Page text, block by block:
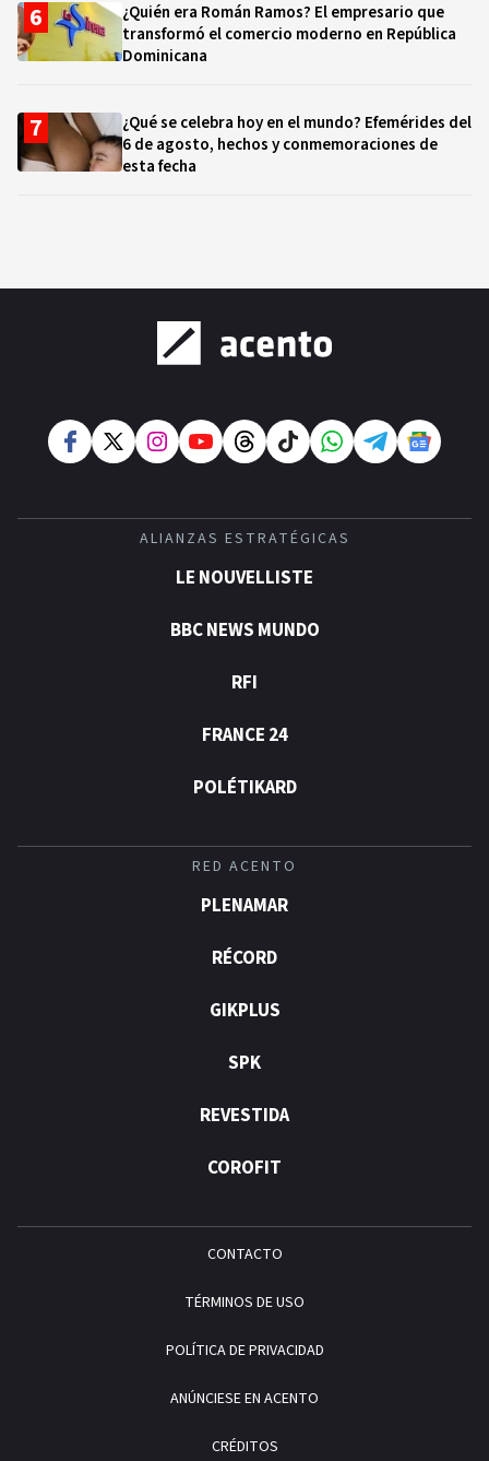
¿Quién era Román Ramos? El empresario que
transformó el comercio moderno en República
Dominicana
¿Qué se celebra hoy en el mundo? Efemérides del
6 de agosto, hechos y conmemoraciones de
esta fecha
ALIANZAS ESTRATÉGICAS
LE NOUVELLISTE
BBC NEWS MUNDO
RFI
FRANCE 24
POLÉTIKARD
RED ACENTO
PLENAMAR
RÉCORD
GIKPLUS
SPK
REVESTIDA
COROFIT
CONTACTO
TÉRMINOS DE USO
POLÍTICA DE PRIVACIDAD
ANÚNCIESE EN ACENTO
CRÉDITOS